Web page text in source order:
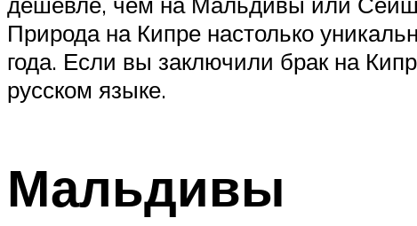
Природа на Кипре настолько
года. Если вы заключили брак на
русском языке.
Мальдивы